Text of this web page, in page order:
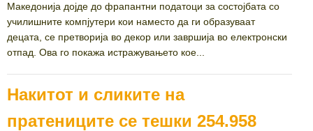
Македонија дојде до фрапантни податоци за состојбата со
училишните компјутери кои наместо да ги образуваат
децата, се претворија во декор или завршија во електронски
отпад. Ова го покажа истражувањето кое...
Накитот и сликите на
пратениците се тешки 254.958